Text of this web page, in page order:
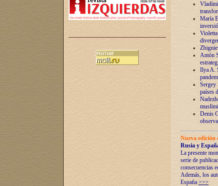
María
Antón
Ilya A.
Sergey
países
Denis
Nueva
Rusia y
La presente
serie de
consecuencias
Además, los
España >>>